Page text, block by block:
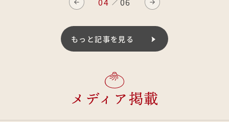
／
もっと記事を見る
メディア掲載